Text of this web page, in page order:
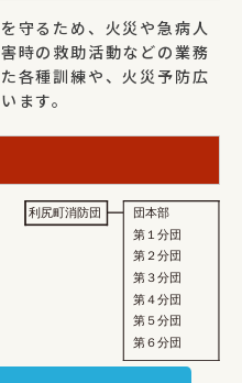
守るため、火災や急病人
時の救助活動などの業務
各種訓練や、火災予防広
ます。